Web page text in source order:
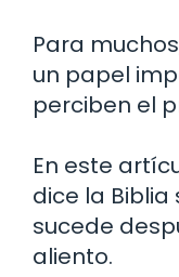
Para
un papel
perciben el
En este
dice la
sucede
aliento.